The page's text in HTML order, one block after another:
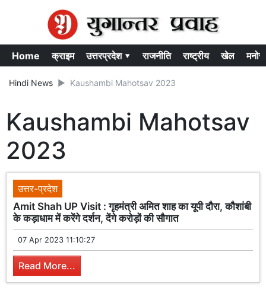
Home क्राइम उत्तरप्रदेश ▾ राजनीति राष्ट्रीय खेल
Hindi News Kaushambi Mahotsav 2023
Kaushambi Mahotsav
2023
उत्तर-प्रदेश
Amit Shah UP Visit : गृहमंत्री अमित शाह का यूपी दौरा, कौशांबी
के कड़ाधाम में करेंगे दर्शन, देंगे करोड़ों की सौगात
07 Apr 2023 11:10:27
Read More...